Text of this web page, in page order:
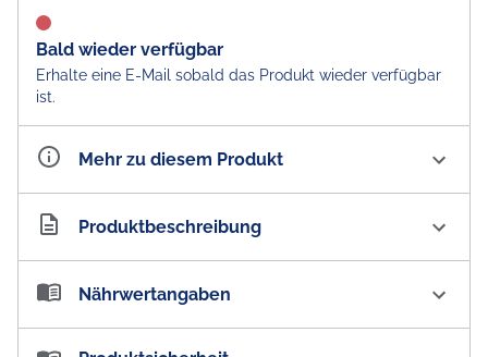
Bald wieder verfügbar
Erhalte eine E-Mail sobald das Produkt wieder verfügbar
ist.
Mehr zu diesem Produkt
Artikelnummer AU100831
Produktbeschreibung
Schweppes Agrum Citrus Blend Limonade - Australian
Nährwertangaben